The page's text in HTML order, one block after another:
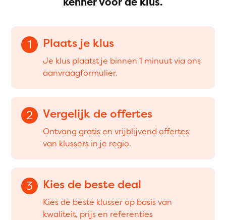
1 Plaats je klus
Je klus plaatst je binnen 1 minuut via ons
aanvraagformulier.
2 Vergelijk de offertes
Ontvang gratis en vrijblijvend offertes
van klussers in je regio.
3 Kies de beste deal
Kies de beste klusser op basis van
kwaliteit, prijs en referenties